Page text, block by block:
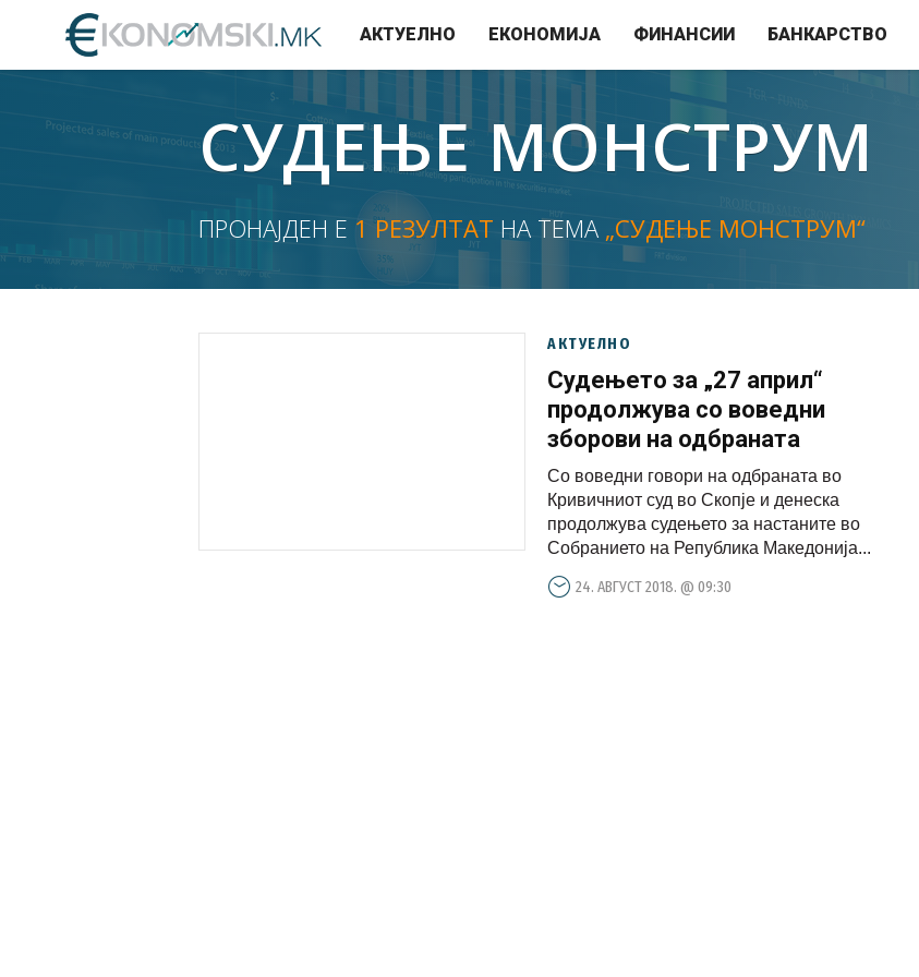
АКТУЕЛНО ЕКОНОМИЈА ФИНАНСИИ БАНКАРСТВО
СУДЕЊЕ МОНСТРУМ
ПРОНАЈДЕН Е 1 РЕЗУЛТАТ НА ТЕМА „СУДЕЊЕ МОНСТРУМ“
АКТУЕЛНО
Судењето за „27 април“
продолжува со воведни
зборови на одбраната
Со воведни говори на одбраната во
Кривичниот суд во Скопје и денеска
продолжува судењето за настаните во
Собранието на Република Македонија...
24. АВГУСТ 2018. @ 09:30